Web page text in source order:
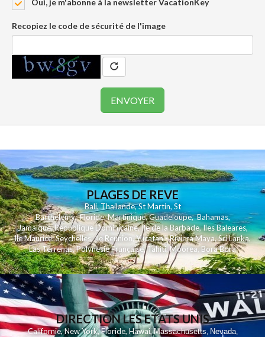
Oui, je m'abonne à la newsletter VacationKey
Recopiez le code de sécurité de l'image
PLAGES DE REVE
Bali,Thailande,St Martin,St
Barthelemy,Floride,Martinique,Guadeloupe,Bahamas,
Jamaique,Republique Dominicaine,Ile de la Barbade,Iles Baleares,
Ile Maurice,Seychelles,Ile Reunion,Yucatan - Riviera Maya,Sri Lanka,
Las Terrenas,Polynesie Française,Tahiti,Moorea, Bora Bora
DIRECTION LES ETATS UNIS
Californie,New York,Floride,Hawai,Massachusetts, Nevada,